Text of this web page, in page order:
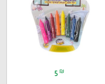
5 ₪